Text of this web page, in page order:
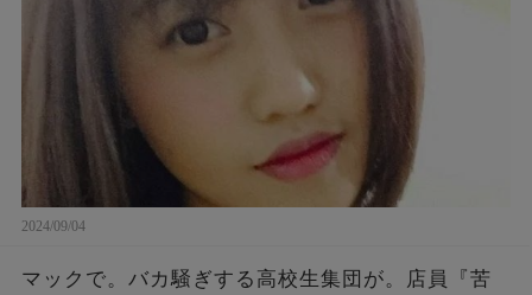
2024/09/04
マックで。バカ騒ぎする高校生集団が。店員『苦